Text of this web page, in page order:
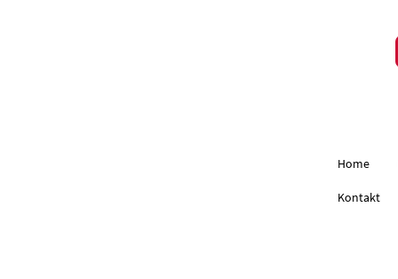
Home
Kontakt